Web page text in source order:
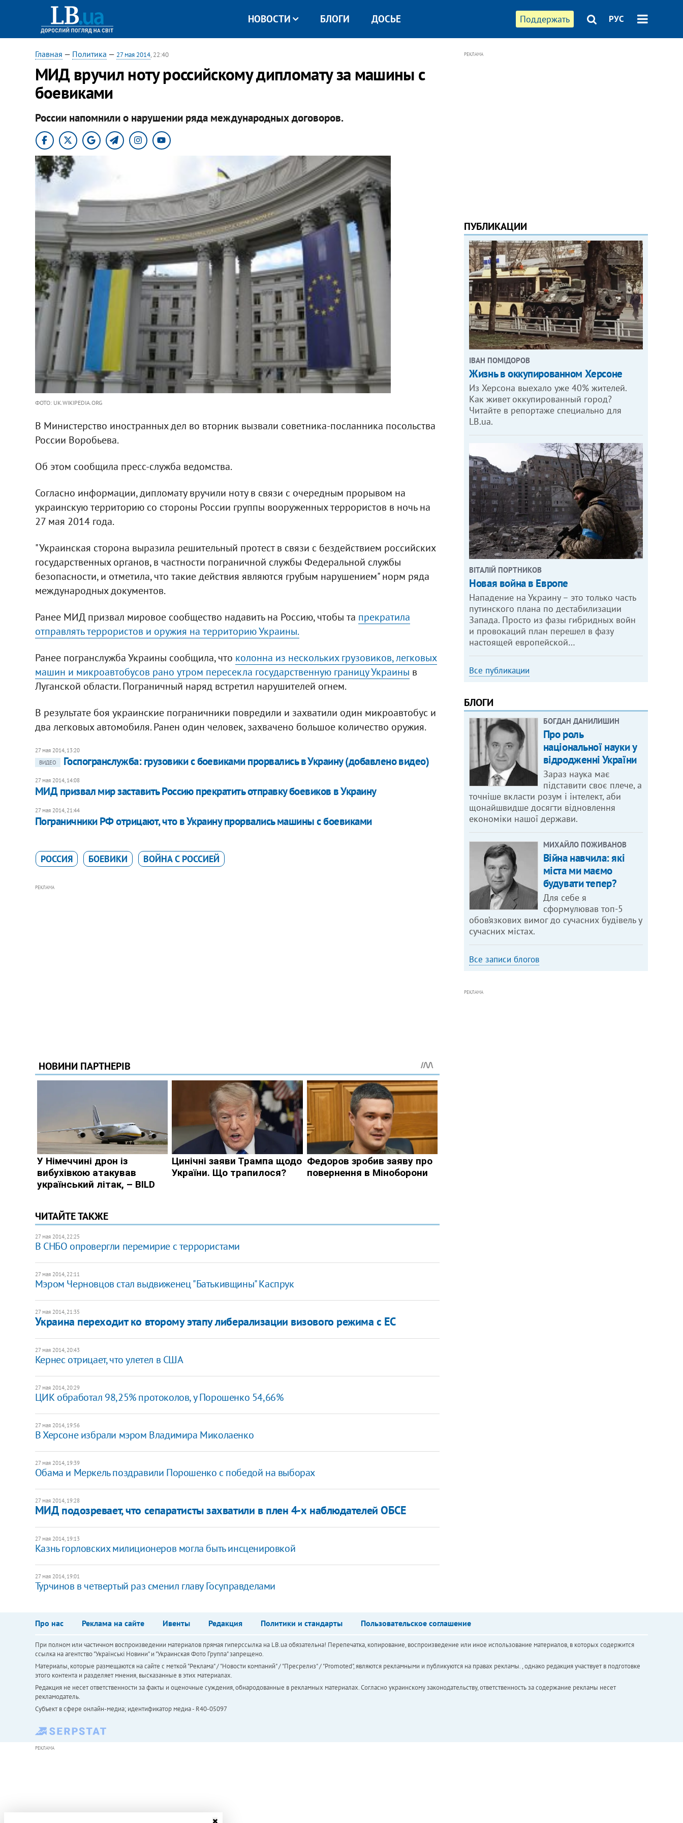
Поддержать РУС
НОВОСТИ БЛОГИ ДОСЬЕ
Главная — Политика — 27 мая 2014, 22:40
МИД вручил ноту российскому дипломату за машины с
боевиками
России напомнили о нарушении ряда международных договоров.
ФОТО: UK.WIKIPEDIA.ORG
В Министерство иностранных дел во вторник вызвали советника-посланника посольства
России Воробьева.
Об этом сообщила пресс-служба ведомства.
Согласно информации, дипломату вручили ноту в связи с очередным прорывом на
украинскую территорию со стороны России группы вооруженных террористов в ночь на
27 мая 2014 года.
"Украинская сторона выразила решительный протест в связи с бездействием российских
государственных органов, в частности пограничной службы Федеральной службы
безопасности, и отметила, что такие действия являются грубым нарушением" норм ряда
международных документов.
Ранее МИД призвал мировое сообщество надавить на Россию, чтобы та прекратила
отправлять террористов и оружия на территорию Украины.
Ранее погранслужба Украины сообщила, что колонна из нескольких грузовиков, легковых
машин и микроавтобусов рано утром пересекла государственную границу Украины в
Луганской области. Пограничный наряд встретил нарушителей огнем.
В результате боя украинские пограничники повредили и захватили один микроавтобус и
два легковых автомобиля. Ранен один человек, захвачено большое количество оружия.
27 мая 2014, 13:20
ВИДЕО
Госпогранслужба: грузовики с боевиками прорвались в Украину (добавлено видео)
27 мая 2014, 14:08
МИД призвал мир заставить Россию прекратить отправку боевиков в Украину
27 мая 2014, 21:44
Пограничники РФ отрицают, что в Украину прорвались машины с боевиками
РОССИЯ БОЕВИКИ ВОЙНА С РОССИЕЙ
РЕКЛАМА
ЧИТАЙТЕ ТАКЖЕ
27 мая 2014, 22:25
В СНБО опровергли перемирие с террористами
27 мая 2014, 22:11
Мэром Черновцов стал выдвиженец "Батькивщины" Каспрук
27 мая 2014, 21:35
Украина переходит ко второму этапу либерализации визового режима с ЕС
27 мая 2014, 20:43
Кернес отрицает, что улетел в США
27 мая 2014, 20:29
ЦИК обработал 98,25% протоколов, у Порошенко 54,66%
27 мая 2014, 19:56
В Херсоне избрали мэром Владимира Миколаенко
27 мая 2014, 19:39
Обама и Меркель поздравили Порошенко с победой на выборах
27 мая 2014, 19:28
МИД подозревает, что сепаратисты захватили в плен 4-х наблюдателей ОБСЕ
27 мая 2014, 19:13
Казнь горловских милиционеров могла быть инсценировкой
27 мая 2014, 19:01
Турчинов в четвертый раз сменил главу Госуправделами
РЕКЛАМА
ПУБЛИКАЦИИ
ІВАН ПОМІДОРОВ
Жизнь в оккупированном Херсоне
Из Херсона выехало уже 40% жителей.
Как живет оккупированный город?
Читайте в репортаже специально для
LB.ua.
ВІТАЛІЙ ПОРТНИКОВ
Новая война в Европе
Нападение на Украину – это только часть
путинского плана по дестабилизации
Запада. Просто из фазы гибридных войн
и провокаций план перешел в фазу
настоящей европейской…
Все публикации
БЛОГИ
БОГДАН ДАНИЛИШИН
Про роль
національної науки у
відродженні України
Зараз наука має
підставити своє плече, а
точніше вкласти розум і інтелект, аби
щонайшвидше досягти відновлення
економіки нашої держави.
МИХАЙЛО ПОЖИВАНОВ
Війна навчила: які
міста ми маємо
будувати тепер?
Для себе я
сформулював топ-5
обов’язкових вимог до сучасних будівель у
сучасних містах.
Все записи блогов
РЕКЛАМА
Про нас Реклама на сайте Ивенты Редакция Политики и стандарты Пользовательское соглашение
При полном или частичном воспроизведении материалов прямая гиперссылка на LB.ua обязательна! Перепечатка, копирование, воспроизведение или иное использование материалов, в которых содержится
ссылка на агентство "Українськi Новини" и "Украинская Фото Группа" запрещено.
Материалы, которые размещаются на сайте с меткой "Реклама" / "Новости компаний" / "Пресрелиз" / "Promoted", являются рекламными и публикуются на правах рекламы. , однако редакция участвует в подготовке
этого контента и разделяет мнения, высказанные в этих материалах.
Редакция не несет ответственности за факты и оценочные суждения, обнародованные в рекламных материалах. Согласно украинскому законодательству, ответственность за содержание рекламы несет
рекламодатель.
Субъект в сфере онлайн-медиа; идентификатор медиа - R40-05097
РЕКЛАМА